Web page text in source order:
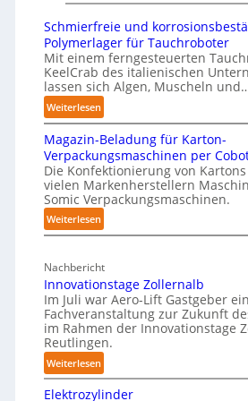
4
3
-
4
-
i
n
g
s
n
t
z
w
e
r
f
P
h
y
c
t
t
N
o
s
t
a
n
d
m
a
n
k
h
i
t
e
p
e
r
z
u
A
u
s
w
r
Schmierfreie und
Polymerlager für Tauchroboter
Mit einem ferngesteuerten
KeelCrab des italienischen
lassen sich Algen, Muscheln
Weiterlesen:
S
c
h
m
i
e
r
e
i
e
u
n
d
k
o
Magazin-Beladung für Karton-
Verpackungsmaschinen per
Die Konfektionierung von
vielen Markenherstellern
Somic Verpackungsmaschinen.
Weiterlesen:
M
g
a
z
i
n
-
B
e
Nachbericht
Innovationstage Zollernalb
Im Juli war Aero-Lift Gastgeber
Fachveranstaltung zur Zukunft
im Rahmen der Innovationstage
Reutlingen.
Weiterlesen:
I
n
Elektrozylinder